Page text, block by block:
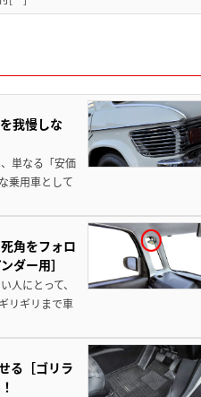
我慢しな
単なる「安価
乗用車として
角をフォロ
ダー用］
人にとって、
リギリまで車
る［ゴリラ